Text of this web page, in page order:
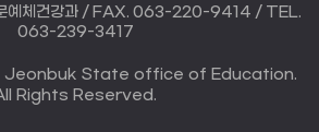
문예체건강과 / FAX. 063-220-9414 / TEL.
063-239-3417
State office of Education.
Rights Reserved.